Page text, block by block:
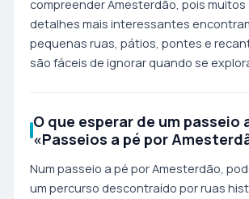
compreender Amesterdão, pois muitos
detalhes mais interessantes
pequenas ruas, pátios, pontes e
são fáceis de ignorar quando se
O que esperar de um passeio
«Passeios a pé por
Num passeio a pé por Amesterdão,
um percurso descontraído por ruas